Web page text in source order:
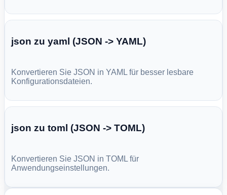
json zu yaml (JSON -> YAML)
Konvertieren Sie JSON in YAML für besser lesbare
Konfigurationsdateien.
json zu toml (JSON -> TOML)
Konvertieren Sie JSON in TOML für
Anwendungseinstellungen.